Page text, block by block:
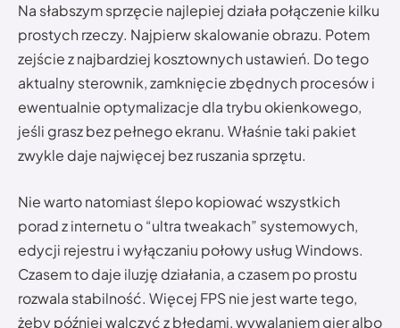
Na słabszym sprzęcie najlepiej działa połączenie kilku
prostych rzeczy. Najpierw skalowanie obrazu. Potem
zejście z najbardziej kosztownych ustawień. Do tego
aktualny sterownik, zamknięcie zbędnych procesów i
ewentualnie optymalizacje dla trybu okienkowego,
jeśli grasz bez pełnego ekranu. Właśnie taki pakiet
zwykle daje najwięcej bez ruszania sprzętu.
Nie warto natomiast ślepo kopiować wszystkich
porad z internetu o “ultra tweakach” systemowych,
edycji rejestru i wyłączaniu połowy usług Windows.
Czasem to daje iluzję działania, a czasem po prostu
rozwala stabilność. Więcej FPS nie jest warte tego,
żeby później walczyć z błędami, wywalaniem gier albo